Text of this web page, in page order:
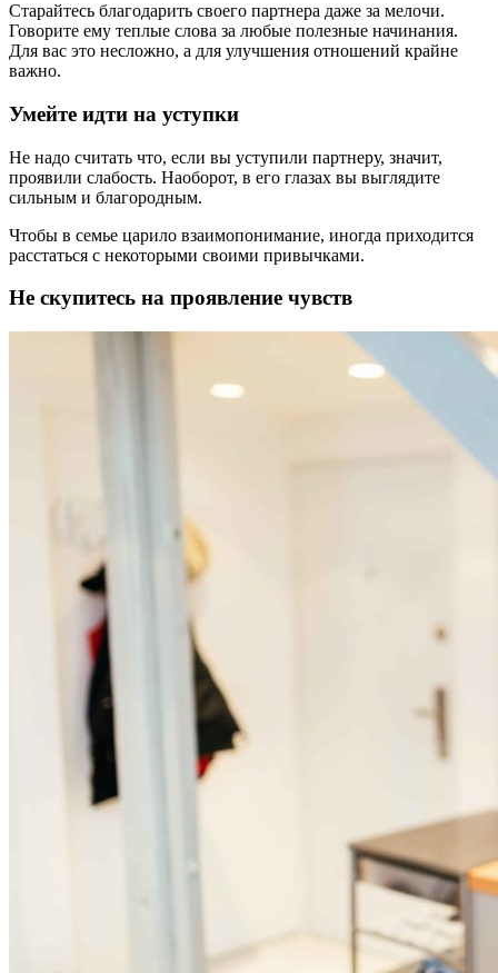
Старайтесь благодарить своего партнера даже за мелочи.
Говорите ему теплые слова за любые полезные начинания.
Для вас это несложно, а для улучшения отношений крайне
важно.
Умейте идти на уступки
Не надо считать что, если вы уступили партнеру, значит,
проявили слабость. Наоборот, в его глазах вы выглядите
сильным и благородным.
Чтобы в семье царило взаимопонимание, иногда приходится
расстаться с некоторыми своими привычками.
Не скупитесь на проявление чувств